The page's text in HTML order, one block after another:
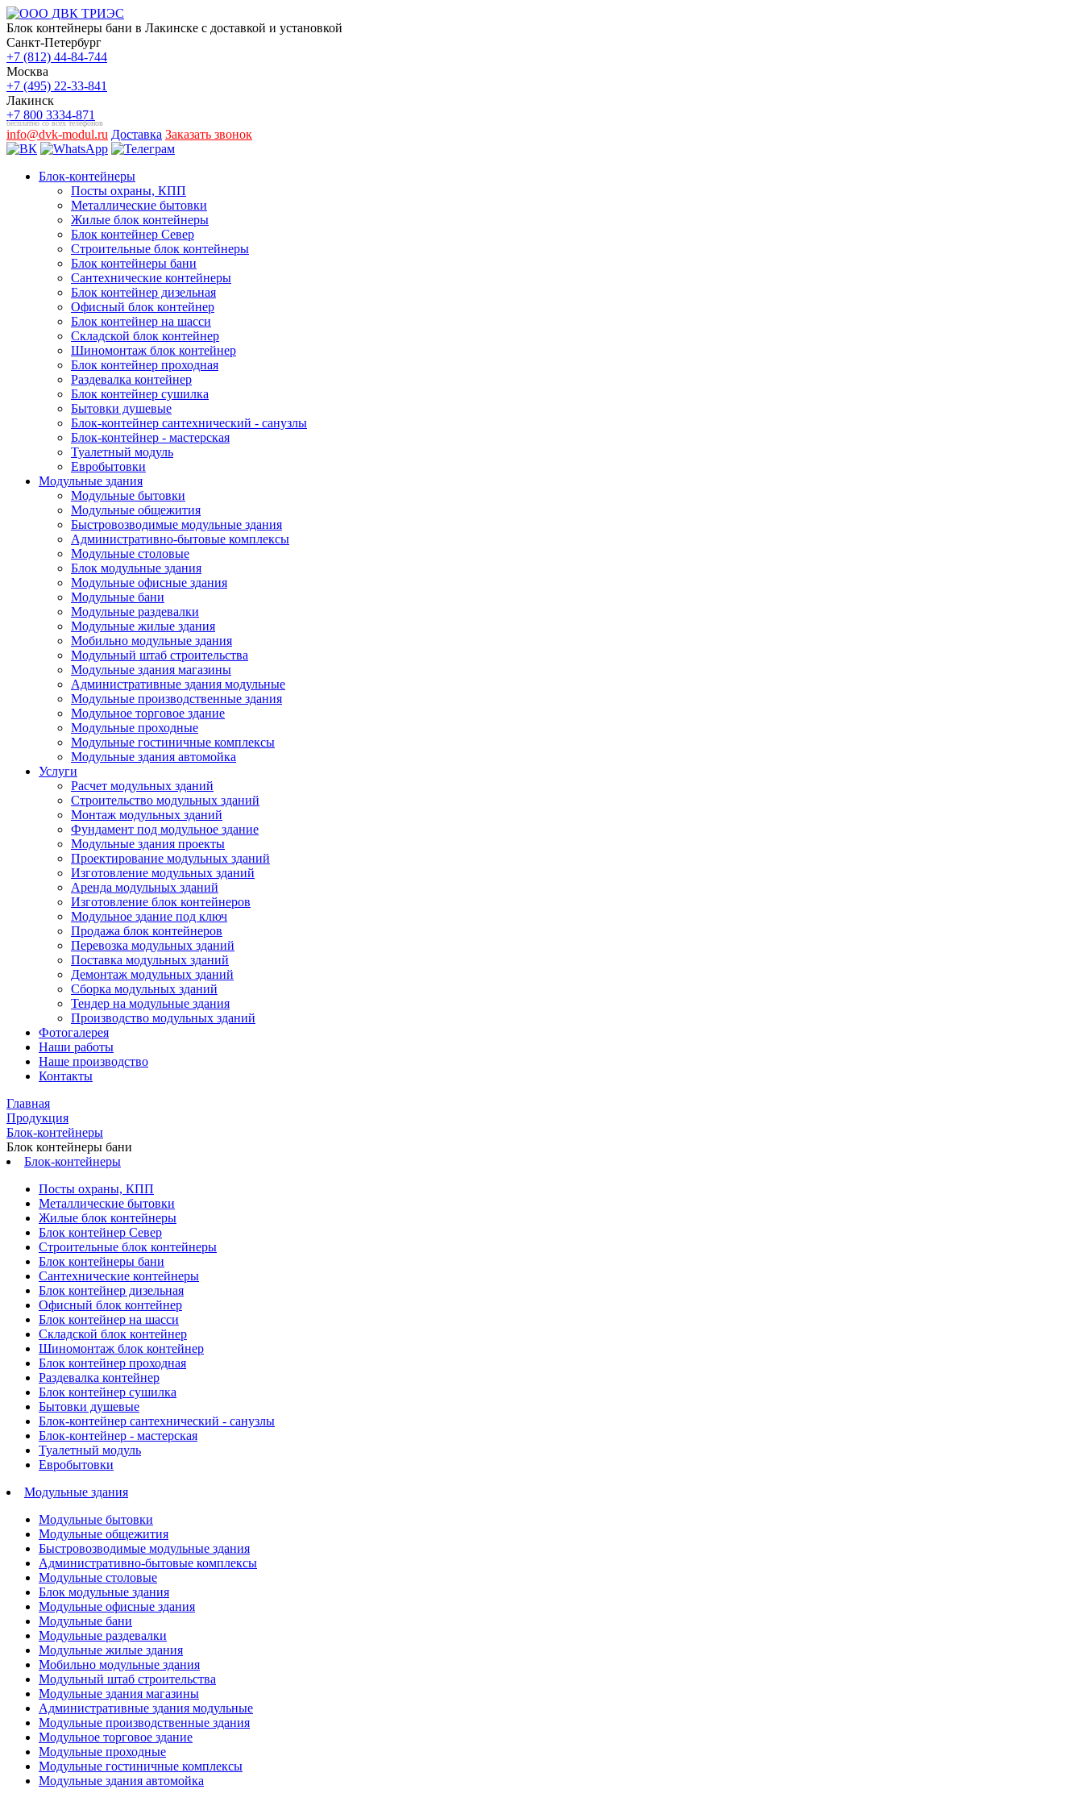
Блок контейнеры бани в Лакинске с доставкой и установкой
Санкт-Петербург
+7 (812) 44-84-744
Москва
+7 (495) 22-33-841
Лакинск
+7 800 3334-871
бесплатно со всех телефонов
info@dvk-modul.ru Доставка Заказать звонок
Блок-контейнеры
Посты охраны, КПП
Металлические бытовки
Жилые блок контейнеры
Блок контейнер Север
Строительные блок контейнеры
Блок контейнеры бани
Сантехнические контейнеры
Блок контейнер дизельная
Офисный блок контейнер
Блок контейнер на шасси
Складской блок контейнер
Шиномонтаж блок контейнер
Блок контейнер проходная
Раздевалка контейнер
Блок контейнер сушилка
Бытовки душевые
Блок-контейнер сантехнический - санузлы
Блок-контейнер - мастерская
Туалетный модуль
Евробытовки
Модульные здания
Модульные бытовки
Модульные общежития
Быстровозводимые модульные здания
Административно-бытовые комплексы
Модульные столовые
Блок модульные здания
Модульные офисные здания
Модульные бани
Модульные раздевалки
Модульные жилые здания
Мобильно модульные здания
Модульный штаб строительства
Модульные здания магазины
Административные здания модульные
Модульные производственные здания
Модульное торговое здание
Модульные проходные
Модульные гостиничные комплексы
Модульные здания автомойка
Услуги
Расчет модульных зданий
Строительство модульных зданий
Монтаж модульных зданий
Фундамент под модульное здание
Модульные здания проекты
Проектирование модульных зданий
Изготовление модульных зданий
Аренда модульных зданий
Изготовление блок контейнеров
Модульное здание под ключ
Продажа блок контейнеров
Перевозка модульных зданий
Поставка модульных зданий
Демонтаж модульных зданий
Сборка модульных зданий
Тендер на модульные здания
Производство модульных зданий
Фотогалерея
Наши работы
Наше производство
Контакты
Главная
Продукция
Блок-контейнеры
Блок контейнеры бани
Блок-контейнеры
Посты охраны, КПП
Металлические бытовки
Жилые блок контейнеры
Блок контейнер Север
Строительные блок контейнеры
Блок контейнеры бани
Сантехнические контейнеры
Блок контейнер дизельная
Офисный блок контейнер
Блок контейнер на шасси
Складской блок контейнер
Шиномонтаж блок контейнер
Блок контейнер проходная
Раздевалка контейнер
Блок контейнер сушилка
Бытовки душевые
Блок-контейнер сантехнический - санузлы
Блок-контейнер - мастерская
Туалетный модуль
Евробытовки
Модульные здания
Модульные бытовки
Модульные общежития
Быстровозводимые модульные здания
Административно-бытовые комплексы
Модульные столовые
Блок модульные здания
Модульные офисные здания
Модульные бани
Модульные раздевалки
Модульные жилые здания
Мобильно модульные здания
Модульный штаб строительства
Модульные здания магазины
Административные здания модульные
Модульные производственные здания
Модульное торговое здание
Модульные проходные
Модульные гостиничные комплексы
Модульные здания автомойка